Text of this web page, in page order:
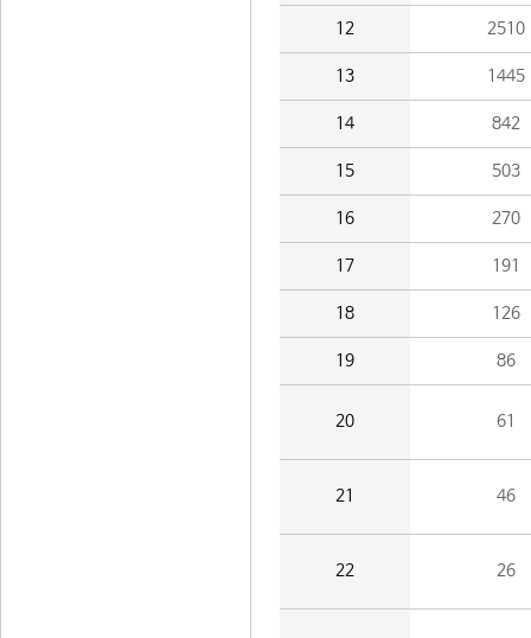
12 2510
13 1445
14 842
15 503
16 270
17 191
18 126
19 86
20 61
21 46
22 26